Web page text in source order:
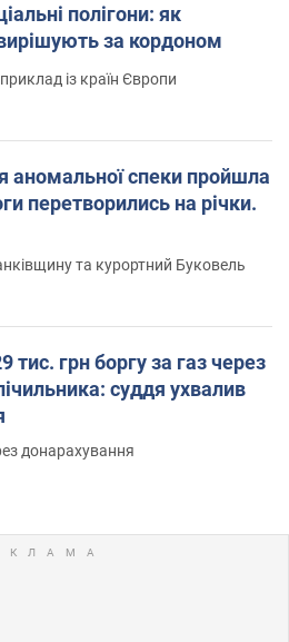
полігони: як
за кордоном
із країн Європи
аномальної спеки пройшла
перетворились на річки.
та курортний Буковель
тис. грн боргу за газ через
суддя ухвалив
донарахування